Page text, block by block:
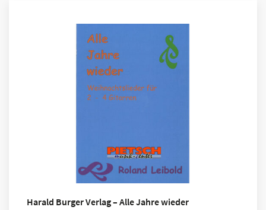
Harald Burger Verlag – Alle Jahre wieder